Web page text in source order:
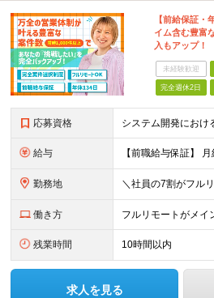
【前給保証・
イム含む豊富
入もアップ！
未経験歓迎
完全週休2日
応募資格
給与
勤務地
働き方 フルリモートがメイ
残業時間 10時間以内
求人を見る